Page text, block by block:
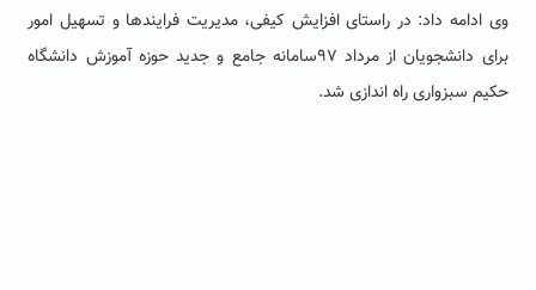
وی ادامه داد: در راستای افزایش کیفی، مدیریت فرایندها و تسهیل امور
برای دانشجویان از مرداد ۹۷
سامانه جامع و جدید حوزه آموزش دانشگاه
حکیم سبزواری راه اندازی شد.